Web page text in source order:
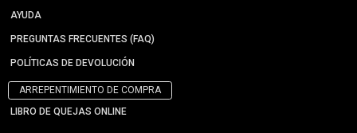
AYUDA
PREGUNTAS FRECUENTES (FAQ)
POLÍTICAS DE DEVOLUCIÓN
ARREPENTIMIENTO DE COMPRA
LIBRO DE QUEJAS ONLINE